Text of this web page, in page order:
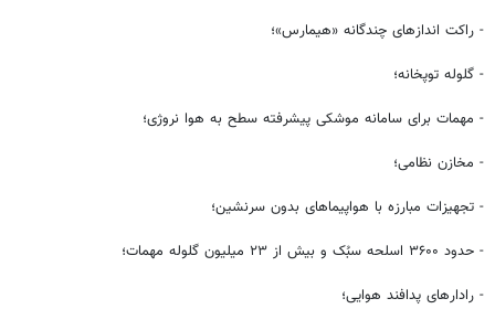
- راکت اندازهای چندگانه «هیمارس»؛
- گلوله توپخانه؛
- مهمات برای سامانه موشکی پیشرفته سطح به هوا نروژی؛
- مخازن نظامی؛
- تجهیزات مبارزه با هواپیماهای بدون سرنشین؛
- حدود ۳۶۰۰ اسلحه سبُک و بیش از ۲۳ میلیون گلوله مهمات؛
- رادارهای پدافند هوایی؛